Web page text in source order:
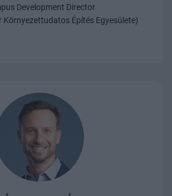
Development Director
Környezettudatos Építés Egyesülete)